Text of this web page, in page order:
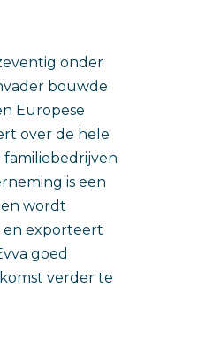
onder
bouwde
Europese
over de hele
familiebedrijven
is een
wordt
en exporteert
goed
verder te